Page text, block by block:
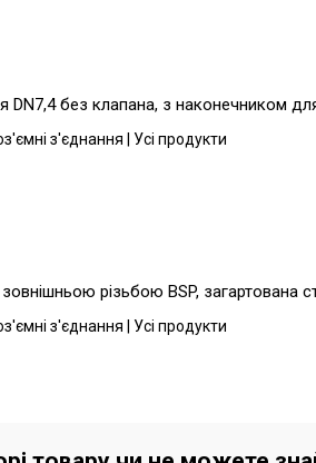
без клапана, з наконечником
з'єднання | Усі продукти
різьбою BSP, загартована
з'єднання | Усі продукти